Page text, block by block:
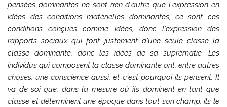
pensées dominantes ne sont rien d’autre que l’expression en
idées des conditions matérielles dominantes, ce sont ces
conditions conçues comme idées, donc l’expression des
rapports sociaux qui font justement d’une seule classe la
classe dominante, donc les idées de sa suprématie. Les
individus qui composent la classe dominante ont, entre autres
choses, une conscience aussi, et c’est pourquoi ils pensent. Il
va de soi que, dans la mesure où ils dominent en tant que
classe et déterminent une époque dans tout son champ, ils le